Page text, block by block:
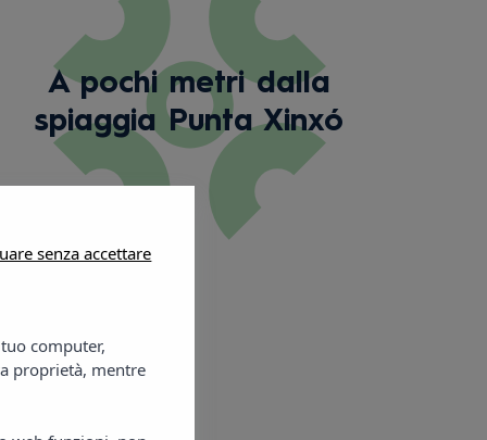
A pochi metri dalla
spiaggia Punta Xinxó
senza accettare
computer,
proprietà, mentre